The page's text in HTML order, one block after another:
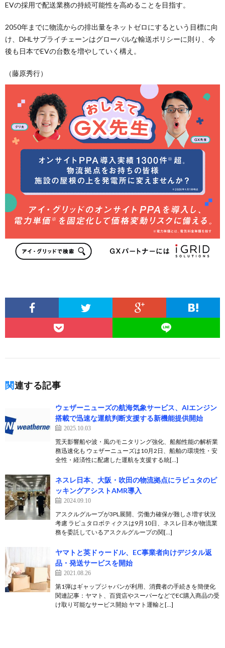
EVの採用で配送業務の持続可能性を高めることを目指す。
2050年までに物流からの排出量をネットゼロにするという目標に向
け、DHLサプライチェーンはグローバルな輸送ポリシーに則り、今
後も日本でEVの台数を増やしていく構え。
（藤原秀行）
関連する記事
ウェザーニューズの航海気象サービス、AIエンジン
搭載で迅速な運航判断支援する新機能提供開始
2025.10.03
荒天影響船や波・風のモニタリング強化、船舶性能の解析業
務迅速化も ウェザーニューズは10月2日、船舶の環境性・安
全性・経済性に配慮した運航を支援する統[…]
ネスレ日本、大阪・吹田の物流拠点にラピュタのピ
ッキングアシストAMR導入
2024.09.10
アスクルグループが3PL展開、労働力確保が難しさ増す状況
考慮 ラピュタロボティクスは9月10日、ネスレ日本が物流業
務を委託しているアスクルグループの関[…]
ヤマトと英ドゥードル、EC事業者向けデジタル返
品・発送サービスを開始
2021.08.26
第1弾はギャップジャパンが利用、消費者の手続きを簡便化
関連記事：ヤマト、百貨店やスーパーなどでEC購入商品の受
け取り可能なサービス開始 ヤマト運輸と[…]